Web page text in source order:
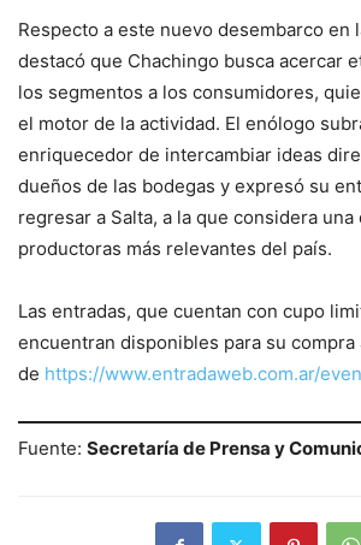
Respecto a este nuevo desembarco en
destacó que Chachingo busca acercar
los segmentos a los consumidores,
el motor de la actividad. El enólogo
enriquecedor de intercambiar ideas
dueños de las bodegas y expresó su
regresar a Salta, a la que considera
productoras más relevantes del país.
Las entradas, que cuentan con cupo
encuentran disponibles para su compra
de https://www.entradaweb.com.ar/
Fuente: Secretaría de Prensa y